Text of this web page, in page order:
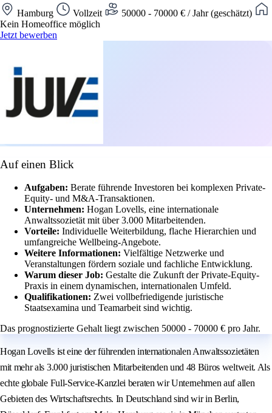
Hamburg Vollzeit
50000 - 70000 € / Jahr (geschätzt)
Kein Homeoffice möglich
Jetzt bewerben
Auf einen Blick
Aufgaben: Berate führende Investoren bei komplexen Private-
Equity- und M&A-Transaktionen.
Unternehmen: Hogan Lovells, eine internationale
Anwaltssozietät mit über 3.000 Mitarbeitenden.
Vorteile: Individuelle Weiterbildung, flache Hierarchien und
umfangreiche Wellbeing-Angebote.
Weitere Informationen: Vielfältige Netzwerke und
Veranstaltungen fördern soziale und fachliche Entwicklung.
Warum dieser Job: Gestalte die Zukunft der Private-Equity-
Praxis in einem dynamischen, internationalen Umfeld.
Qualifikationen: Zwei vollbefriedigende juristische
Staatsexamina und Teamarbeit sind wichtig.
Das prognostizierte Gehalt liegt zwischen 50000 - 70000 € pro Jahr.
Hogan Lovells ist eine der führenden internationalen Anwaltssozietäten
mit mehr als 3.000 juristischen Mitarbeitenden und 48 Büros weltweit. Als
echte globale Full-Service-Kanzlei beraten wir Unternehmen auf allen
Gebieten des Wirtschaftsrechts. In Deutschland sind wir in Berlin,